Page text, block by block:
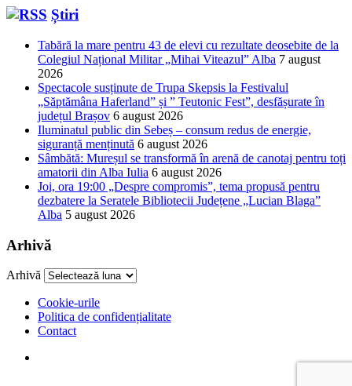
Știri
Tabără la mare pentru 43 de elevi cu rezultate deosebite de la
Colegiul Național Militar „Mihai Viteazul” Alba 7 august
2026
Spectacole susținute de Trupa Skepsis la Festivalul
„Săptămâna Haferland” și ” Teutonic Fest”, desfășurate în
județul Brașov 6 august 2026
Iluminatul public din Sebeș – consum redus de energie,
siguranță menținută 6 august 2026
Sâmbătă: Mureșul se transformă în arenă de canotaj pentru toți
amatorii din Alba Iulia 6 august 2026
Joi, ora 19:00 „Despre compromis”, tema propusă pentru
dezbatere la Seratele Bibliotecii Județene „Lucian Blaga”
Alba 5 august 2026
Arhivă
Arhivă
Cookie-urile
Politica de confidențialitate
Contact